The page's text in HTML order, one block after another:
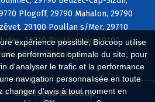
expérience possible, Biocoop utilise
performance optimale du site, pour
d'analyser le trafic et la performance
navigation personnalisée en toute
changer d'avis à tout moment en
Plogoff, 29790 Mahalon, 29790
29100 Poullan s/Mer, 29710
29710 Pouldreuzic, 29100
29720 Plovan
Le réseau Biocoop